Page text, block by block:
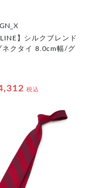
LINE】シルクブレンド
ネクタイ 8.0cm幅/グ
税込